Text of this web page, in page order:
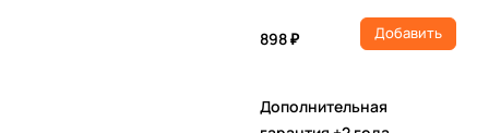
898 ₽ Добавить
Дополнительная